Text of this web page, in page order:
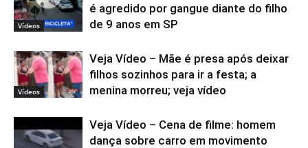
Vídeos
é agredido por gangue diante do filho
de 9 anos em SP
Vídeos
Veja Vídeo – Mãe é presa após deixar
filhos sozinhos para ir a festa; a
menina morreu; veja vídeo
Veja Vídeo – Cena de filme: homem
dança sobre carro em movimento